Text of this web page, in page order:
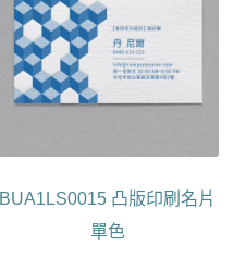
BUA1LS0015 凸版印刷名片
單色